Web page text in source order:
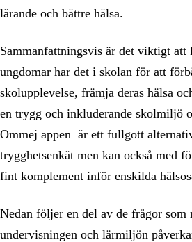
lärande och bättre hälsa.
Sammanfattningsvis är det viktigt att
ungdomar har det i skolan för att
skolupplevelse, främja deras hälsa
en trygg och inkluderande skolmiljö
Ommej appen är ett fullgott
trygghetsenkät men kan också med
fint komplement inför enskilda
Nedan följer en del av de frågor som
undervisningen och lärmiljön